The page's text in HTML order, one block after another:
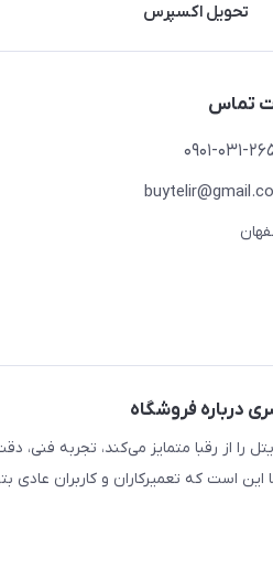
تحویل اکسپرس
تماس
0901-031-
درباره فروشگاه
را از رقبا متمایز می‌کند، تجربه
است که تعمیرکاران و کاربران عادی